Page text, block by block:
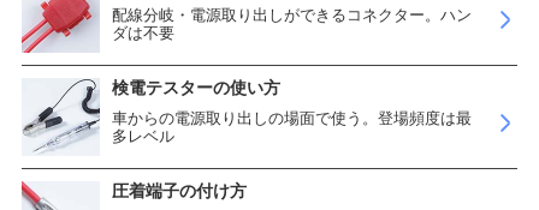
配線分岐・電源取り出しができるコネクター。ハン
ダは不要
検電テスターの使い方
車からの電源取り出しの場面で使う。登場頻度は最
多レベル
圧着端子の付け方